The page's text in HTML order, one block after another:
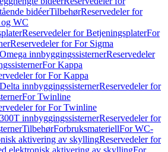
bidéerTilbehørReservedeler for
WC
Reservedeler for BetjeningsplaterFor
Reservedeler for For Sigma
innbyggingssisternerReservedeler
For Kappa
for For Kappa
innbyggingssisternerReservedeler for
For Twinline
for For Twinline
innbyggingssisternerReservedeler for
TilbehørForbruksmateriellFor WC-
aktivering av skyllingReservedeler for
elektronisk aktivering av skyllingFor